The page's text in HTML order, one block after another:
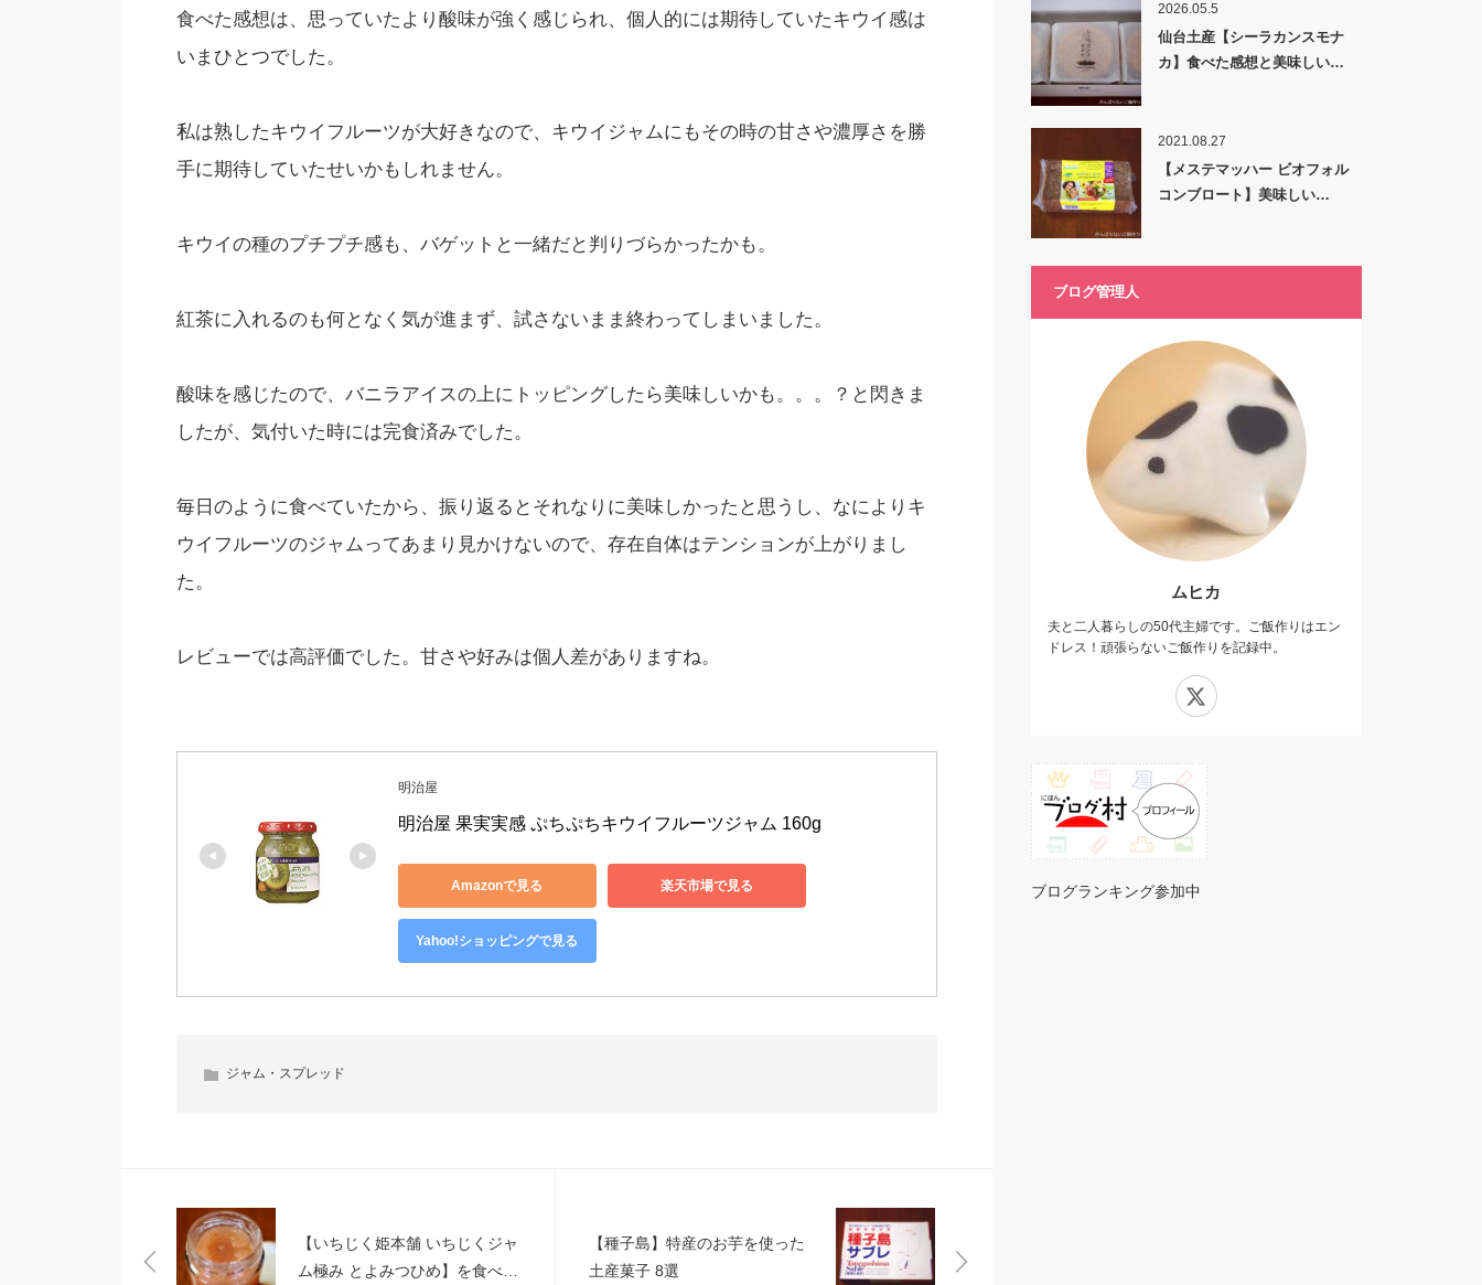
食べた感想は、思っていたより酸味が強く感じられ、個人的には期待していたキウイ感は
いまひとつでした。
私は熟したキウイフルーツが大好きなので、キウイジャムにもその時の甘さや濃厚さを勝
手に期待していたせいかもしれません。
キウイの種のプチプチ感も、バゲットと一緒だと判りづらかったかも。
紅茶に入れるのも何となく気が進まず、試さないまま終わってしまいました。
酸味を感じたので、バニラアイスの上にトッピングしたら美味しいかも。。。？と閃きま
したが、気付いた時には完食済みでした。
毎日のように食べていたから、振り返るとそれなりに美味しかったと思うし、なによりキ
ウイフルーツのジャムってあまり見かけないので、存在自体はテンションが上がりまし
た。
レビューでは高評価でした。甘さや好みは個人差がありますね。
明治屋
明治屋 果実実感 ぷちぷちキウイフルーツジャム 160g
Amazonで見る 楽天市場で見る
Yahoo!ショッピングで見る
ジャム・スプレッド
【いちじく姫本舗 いちじくジャ
ム極み とよみつひめ】を食べた
【種子島】特産のお芋を使った
土産菓子 8選
2026.05.5
仙台土産【シーラカンスモナ
カ】食べた感想と美味しい…
2021.08.27
【メステマッハー ビオフォル
コンブロート】美味しい…
ブログ管理人
ムヒカ
夫と二人暮らしの50代主婦です。ご飯作りはエン
ドレス！頑張らないご飯作りを記録中。
ブログランキング参加中